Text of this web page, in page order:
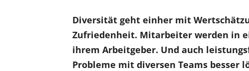
Diversität geht einher mit
Zufriedenheit. Mitarbeiter werden in
ihrem Arbeitgeber. Und auch
Probleme mit diversen Teams besser